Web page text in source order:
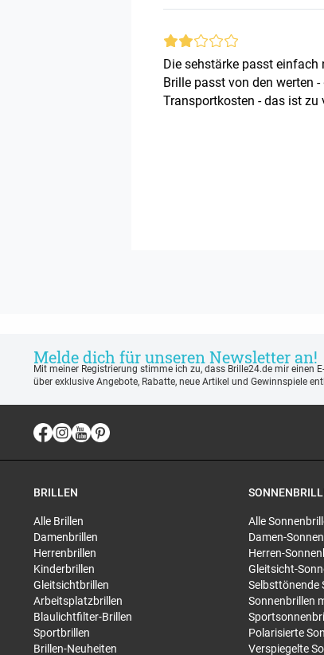
Die sehstärke passt einfach
Brille passt von den werten
Transportkosten - das ist zu
Melde dich für unseren Newsletter an!
Mit meiner Registrierung stimme ich zu, dass Brille24.de mir einen
über exklusive Angebote, Rabatte, neue Artikel und Gewinnspiele
BRILLEN
Alle Brillen
Damenbrillen
Herrenbrillen
Kinderbrillen
Gleitsichtbrillen
Arbeitsplatzbrillen
Blaulichtfilter-Brillen
Sportbrillen
Brillen-Neuheiten
Alle
Damen-
Herren-
Gleitsicht-
Selbsttönende
Sonnenbrillen
Polarisierte
Verspiegelte